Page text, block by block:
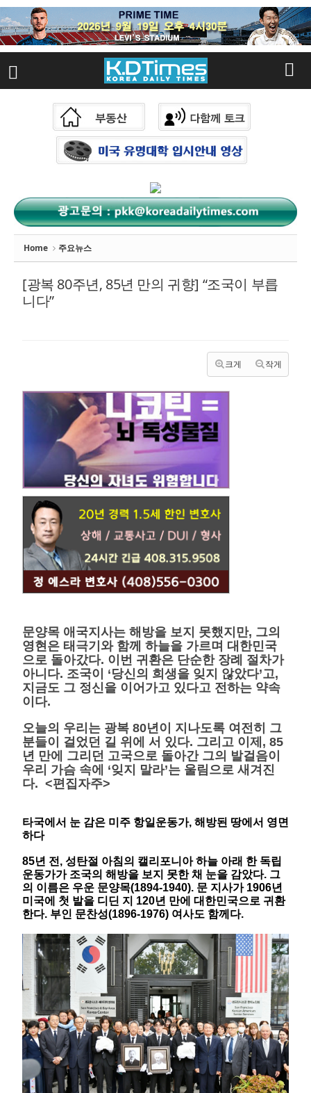
Home 주요뉴스
[광복 80주년, 85년 만의 귀향] “조국이 부릅
니다”
크게 작게
문양목 애국지사는 해방을 보지 못했지만, 그의
영현은 태극기와 함께 하늘을 가르며 대한민국
으로 돌아갔다. 이번 귀환은 단순한 장례 절차가
아니다. 조국이 ‘당신의 희생을 잊지 않았다’고,
지금도 그 정신을 이어가고 있다고 전하는 약속
이다.
오늘의 우리는 광복 80년이 지나도록 여전히 그
분들이 걸었던 길 위에 서 있다. 그리고 이제, 85
년 만에 그리던 고국으로 돌아간 그의 발걸음이
우리 가슴 속에 ‘잊지 말라’는 울림으로 새겨진
다. <편집자주>
타국에서 눈 감은 미주 항일운동가, 해방된 땅에서 영면
하다
85년 전, 성탄절 아침의 캘리포니아 하늘 아래 한 독립
운동가가 조국의 해방을 보지 못한 채 눈을 감았다. 그
의 이름은 우운 문양목(1894-1940). 문 지사가 1906년
미국에 첫 발을 디딘 지 120년 만에 대한민국으로 귀환
한다. 부인 문찬성(1896-1976) 여사도 함께다.
스케치북5
스케치북5